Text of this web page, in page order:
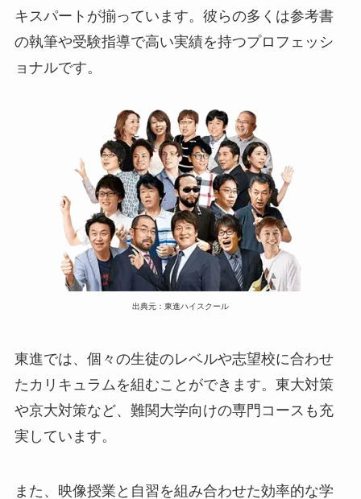
キスパートが揃っています。彼らの多くは参考書
の執筆や受験指導で高い実績を持つプロフェッシ
ョナルです。
出典元：東進ハイスクール
東進では、個々の生徒のレベルや志望校に合わせ
たカリキュラムを組むことができます。東大対策
や京大対策など、難関大学向けの専門コースも充
実しています。
また、映像授業と自習を組み合わせた効率的な学